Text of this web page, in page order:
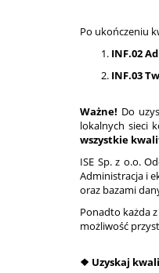
Po ukończeniu
INF.02
INF.03
Ważne! Do
lokalnych sieci
wszystkie
ISE Sp. z o.o.
Administracja i
oraz bazami
Ponadto każda
możliwość
❖ Uzyskaj